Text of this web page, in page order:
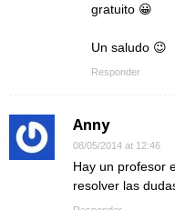
gratuito 😀
Un saludo 😉
Responder
Anny
08/05/2014 at 12:46
Hay un profesor
resolver las